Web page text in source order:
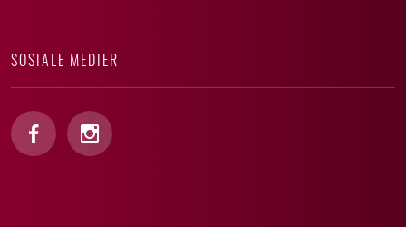
SOSIALE MEDIER